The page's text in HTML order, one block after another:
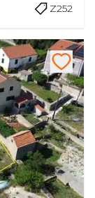
Z252